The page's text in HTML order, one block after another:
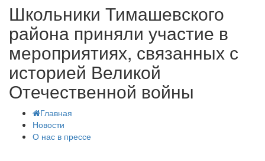
Школьники Тимашевского
района приняли участие в
мероприятиях, связанных с
историей Великой
Отечественной войны
Главная
Новости
О нас в прессе